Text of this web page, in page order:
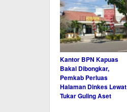
Kantor BPN Kapuas
Bakal Dibongkar,
Pemkab Perluas
Halaman Dinkes Lewat
Tukar Guling Aset